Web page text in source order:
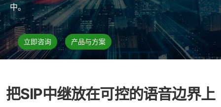
中。
立即咨询 产品与方案
把SIP中继放在可控的语音边界上